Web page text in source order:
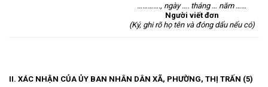
…………., ngày …. tháng … năm ……
Người viết đơn
(Ký, ghi rõ họ tên và đóng dấu nếu có)
II. XÁC NHẬN CỦA ỦY BAN NHÂN DÂN XÃ, PHƯỜNG, THỊ TRẤN (5)